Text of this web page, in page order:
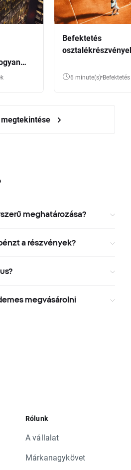
Befektetés
6 minute(s) Befektetés
meghatározása?
a részvények?
megvásárolni
Rólunk
A vállalat
Márkanagykövet